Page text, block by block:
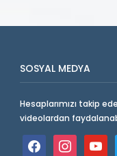
SOSYAL MEDYA
Hesaplarımızı takip
videolardan
facebookinstagramyoutube